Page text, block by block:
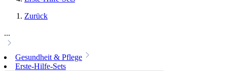
Zurück
...
Gesundheit & Pflege
Erste-Hilfe-Sets